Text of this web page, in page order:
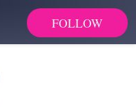
FOLLOW